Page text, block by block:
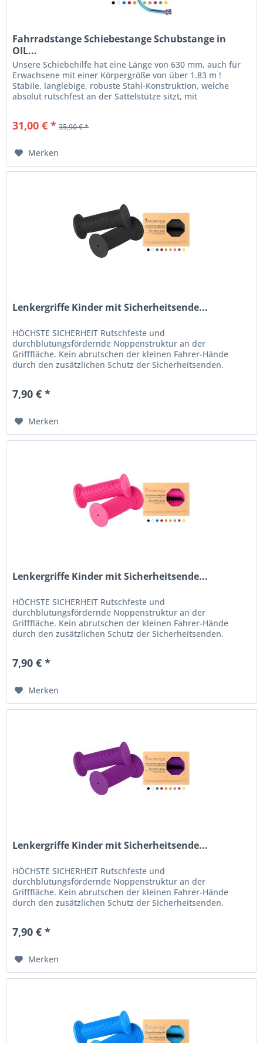
Fahrradstange Schiebestange Schubstange in
OIL...
Unsere Schiebehilfe hat eine Länge von 630 mm, auch für
Erwachsene mit einer Körpergröße von über 1.83 m !
Stabile, langlebige, robuste Stahl-Konstruktion, welche
absolut rutschfest an der Sattelstütze sitzt, mit
31,00 € * 35,90 € *
Merken
Lenkergriffe Kinder mit Sicherheitsende...
HÖCHSTE SICHERHEIT Rutschfeste und
durchblutungsfördernde Noppenstruktur an der
Grifffläche. Kein abrutschen der kleinen Fahrer-Hände
durch den zusätzlichen Schutz der Sicherheitsenden.
7,90 € *
Merken
Lenkergriffe Kinder mit Sicherheitsende...
HÖCHSTE SICHERHEIT Rutschfeste und
durchblutungsfördernde Noppenstruktur an der
Grifffläche. Kein abrutschen der kleinen Fahrer-Hände
durch den zusätzlichen Schutz der Sicherheitsenden.
7,90 € *
Merken
Lenkergriffe Kinder mit Sicherheitsende...
HÖCHSTE SICHERHEIT Rutschfeste und
durchblutungsfördernde Noppenstruktur an der
Grifffläche. Kein abrutschen der kleinen Fahrer-Hände
durch den zusätzlichen Schutz der Sicherheitsenden.
7,90 € *
Merken